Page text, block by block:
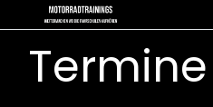
Termine